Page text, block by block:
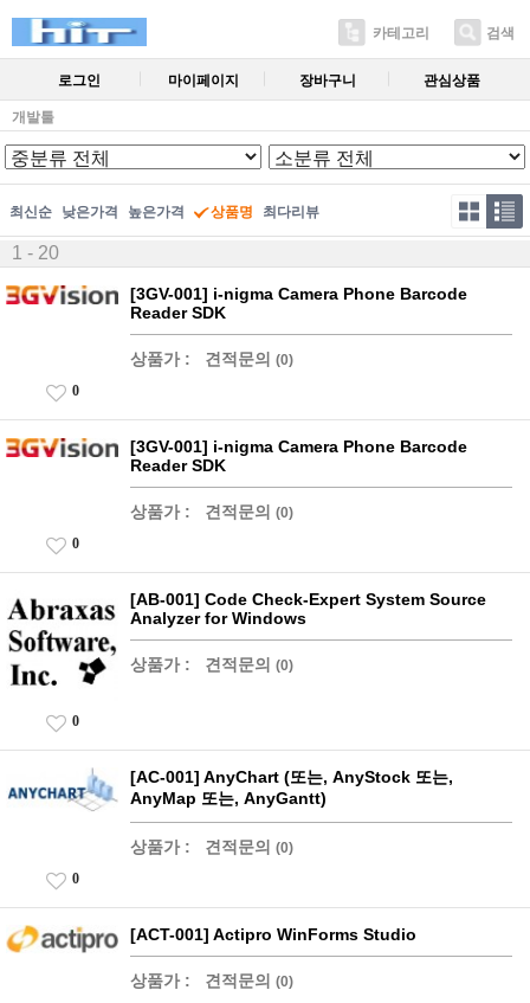
카테고리 검색
로그인 마이페이지 장바구니 관심상품
개발툴
최신순 낮은가격 높은가격 상품명 최다리뷰
1 - 20
[3GV-001] i-nigma Camera Phone Barcode
Reader SDK
상품가 : 견적문의 (0)
0
[3GV-001] i-nigma Camera Phone Barcode
Reader SDK
상품가 : 견적문의 (0)
0
[AB-001] Code Check-Expert System Source
Analyzer for Windows
상품가 : 견적문의 (0)
0
[AC-001] AnyChart (또는, AnyStock 또는,
AnyMap 또는, AnyGantt)
상품가 : 견적문의 (0)
0
[ACT-001] Actipro WinForms Studio
상품가 : 견적문의 (0)